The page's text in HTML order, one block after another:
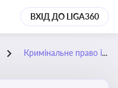
ВХІД ДО LIGA360
Кримінальне право і процес